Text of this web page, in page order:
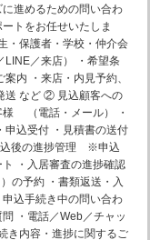
進めるための問い合わ
トをお任せいたしま
保護者・学校・仲介会
LINE／来店） ・希望条
内 ・来店・内見予約、
送 など ② 見込顧客への
（電話・メール） ・
申込受付 ・見積書の送付
込後の進捗管理 ※申込
・入居審査の進捗確認
の予約 ・書類返送・入
込手続き中の問い合わ
・電話／Web／チャッ
き内容・進捗に関するご